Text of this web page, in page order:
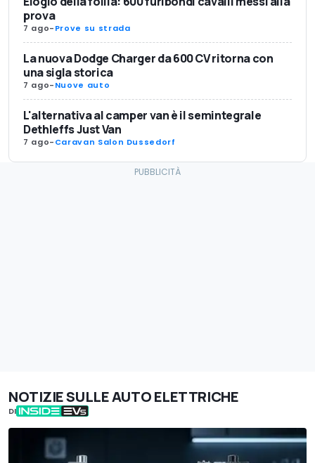
prova
7 ago-Prove su strada
La nuova Dodge Charger da 600 CV ritorna con
una sigla storica
7 ago-Nuove auto
L'alternativa al camper van è il semintegrale
Dethleffs Just Van
7 ago-Caravan Salon Dussedorf
NOTIZIE SULLE AUTO ELETTRICHE
DI